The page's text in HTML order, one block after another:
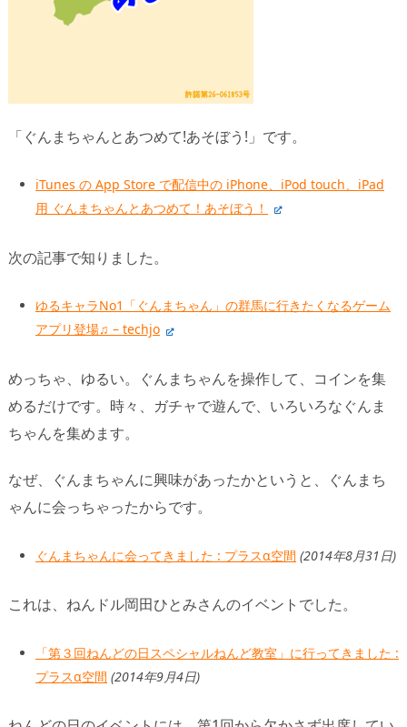
「ぐんまちゃんとあつめて!あそぼう!」です。
iTunes の App Store で配信中の iPhone、iPod touch、iPad
用 ぐんまちゃんとあつめて！あそぼう！
次の記事で知りました。
ゆるキャラNo1「ぐんまちゃん」の群馬に行きたくなるゲーム
アプリ登場♫ – techjo
めっちゃ、ゆるい。ぐんまちゃんを操作して、コインを集
めるだけです。時々、ガチャで遊んで、いろいろなぐんま
ちゃんを集めます。
なぜ、ぐんまちゃんに興味があったかというと、ぐんまち
ゃんに会っちゃったからです。
ぐんまちゃんに会ってきました : プラスα空間 (2014年8月31日)
これは、ねんドル岡田ひとみさんのイベントでした。
「第３回ねんどの日スペシャルねんど教室」に行ってきました :
プラスα空間 (2014年9月4日)